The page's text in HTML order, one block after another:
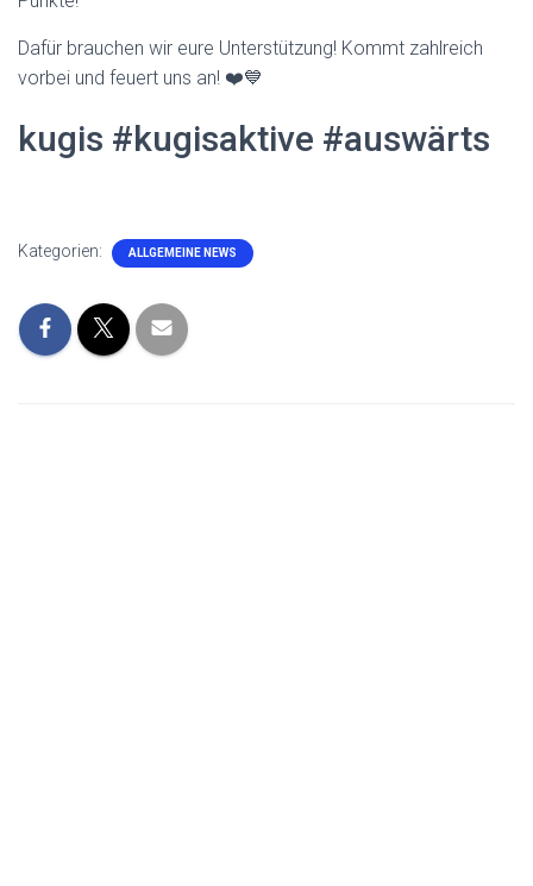
Dafür brauchen wir eure Unterstützung! Kommt zahlreich
vorbei und feuert uns an! ❤️💙
kugis #kugisaktive #auswärts
Kategorien: ALLGEMEINE NEWS